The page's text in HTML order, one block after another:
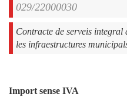
029/22000030
Contracte de serveis
les infraestructures
Import sense IVA